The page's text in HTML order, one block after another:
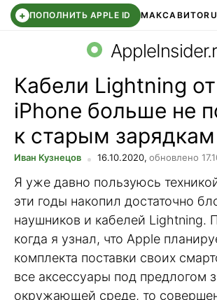
+ ПОПОЛНИТЬ APPLE ID МАКСАВИТО
СБЕР КИДС ВТБ ОНЛАЙН ЧАТ В
Кабели Lightning
iPhone больше не
к старым зарядкам
Иван Кузнецов 16.10.2020, обновлено
Я уже давно пользуюсь
эти годы накопил достаточно
наушников и кабелей Lightning.
когда я узнал, что Apple
комплекта поставки своих
все аксессуары под предлогом
окружающей среде, то